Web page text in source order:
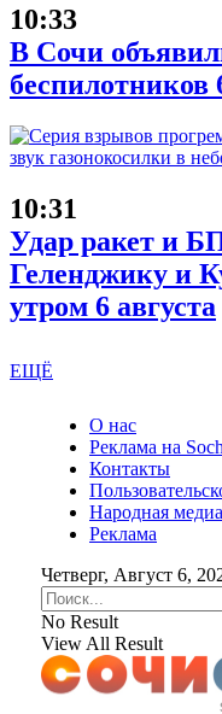
10:33
В Сочи
беспилотников
10:31
Удар ракет и
Геленджику и
утром 6 августа
ЕЩЁ
О нас
Реклама на
Контакты
Народная
Реклама
Четверг, Август 6,
No Result
View All Result